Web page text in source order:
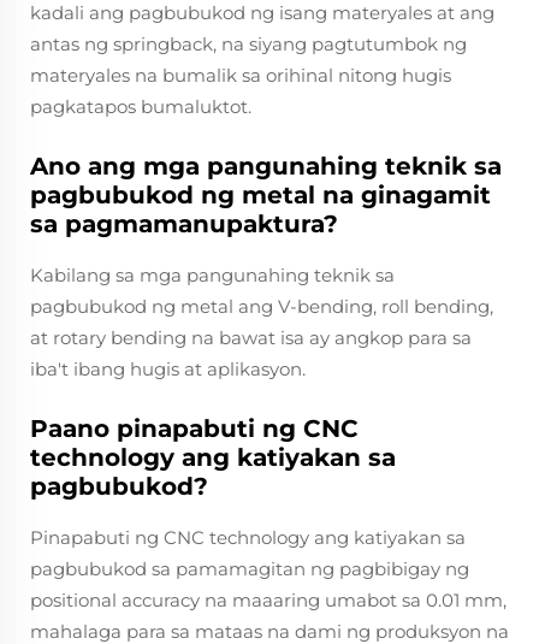
kadali ang pagbubukod ng isang materyales at ang
antas ng springback, na siyang pagtutumbok ng
materyales na bumalik sa orihinal nitong hugis
pagkatapos bumaluktot.
Ano ang mga pangunahing teknik sa
pagbubukod ng metal na ginagamit
sa pagmamanupaktura?
Kabilang sa mga pangunahing teknik sa
pagbubukod ng metal ang V-bending, roll bending,
at rotary bending na bawat isa ay angkop para sa
iba't ibang hugis at aplikasyon.
Paano pinapabuti ng CNC
technology ang katiyakan sa
pagbubukod?
Pinapabuti ng CNC technology ang katiyakan sa
pagbubukod sa pamamagitan ng pagbibigay ng
positional accuracy na maaaring umabot sa 0.01 mm,
mahalaga para sa mataas na dami ng produksyon na